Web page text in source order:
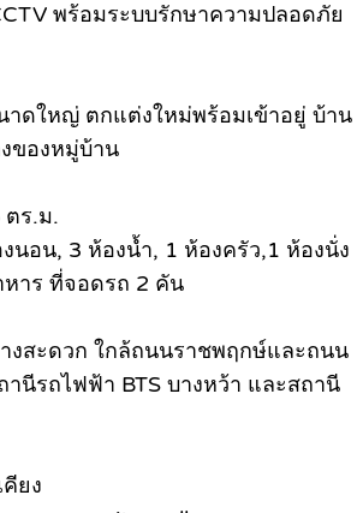
พร้อมระบบรักษาความปลอดภัย
าดใหญ่ ตกแต่งใหม่พร้อมเข้าอยู่ บ้าน
ของหมู่บ้าน
ร.ม.
นอน, 3 ห้องน้ำ, 1 ห้องครัว,1 ห้องนั่ง
หาร ที่จอดรถ 2 คัน
งสะดวก ใกล้ถนนราชพฤกษ์และถนน
นีรถไฟฟ้า BTS บางหว้า และสถานี
ยง